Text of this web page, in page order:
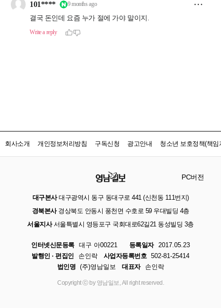
회사소개 개인정보처리방침 구독신청 광고안내 청소년 보호정책(책임
PC버전
대구본사대구광역시 동구 동대구로 441 (신천동 111번지)
경북본사경상북도 안동시 풍천면 수호로 59 우대빌딩 4층
서울지사서울특별시 영등포구 국회대로62길21 동성빌딩 3층
인터넷신문등록 대구 아00221 등록일자
2017.05.23
발행인 · 편집인
손인락 사업자등록번호 502-81-25414
법인명 (주)영남일보 대표자 손인락
Copyright ⓒ by 영남일보, All right reserved.